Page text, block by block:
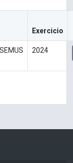
Exercicio
2024